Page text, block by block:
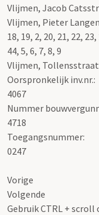
Vlijmen, Jacob
Vlijmen, Pieter
18, 19, 2, 20, 21, 22,
44, 5, 6, 7, 8, 9
Vlijmen, Tollensstraat
Oorspronkelijk inv.nr.:
4067
Nummer
4718
Toegangsnummer:
0247
Vorige
Volgende
Gebruik CTRL +